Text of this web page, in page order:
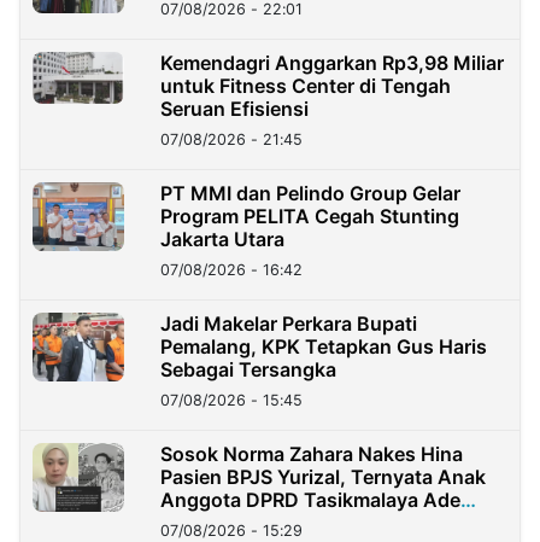
07/08/2026 - 22:01
Kemendagri Anggarkan Rp3,98 Miliar
untuk Fitness Center di Tengah
Seruan Efisiensi
07/08/2026 - 21:45
PT MMI dan Pelindo Group Gelar
Program PELITA Cegah Stunting
Jakarta Utara
07/08/2026 - 16:42
Jadi Makelar Perkara Bupati
Pemalang, KPK Tetapkan Gus Haris
Sebagai Tersangka
07/08/2026 - 15:45
Sosok Norma Zahara Nakes Hina
Pasien BPJS Yurizal, Ternyata Anak
Anggota DPRD Tasikmalaya Ade
Lukman
07/08/2026 - 15:29